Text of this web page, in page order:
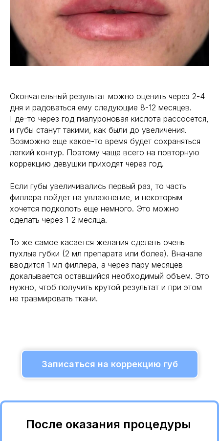
Окончательный результат можно оценить через 2-4
дня и радоваться ему следующие 8-12 месяцев.
Где-то через год гиалуроновая кислота рассосется,
и губы станут такими, как были до увеличения.
Возможно еще какое-то время будет сохраняться
легкий контур. Поэтому чаще всего на повторную
коррекцию девушки приходят через год.
Если губы увеличивались первый раз, то часть
филлера пойдет на увлажнение, и некоторым
хочется подколоть еще немного. Это можно
сделать через 1-2 месяца.
То же самое касается желания сделать очень
пухлые губки (2 мл препарата или более). Вначале
вводится 1 мл филлера, а через пару месяцев
докалывается оставшийся необходимый объем. Это
нужно, чтоб получить крутой результат и при этом
не травмировать ткани.
Записаться на коррекцию губ
После оказания процедуры